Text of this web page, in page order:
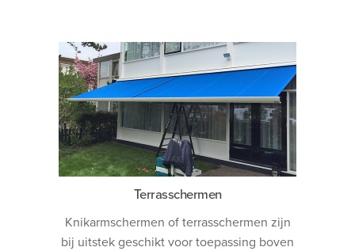
Terrasschermen
Knikarmschermen of terrasschermen zijn
bij uitstek geschikt voor toepassing boven